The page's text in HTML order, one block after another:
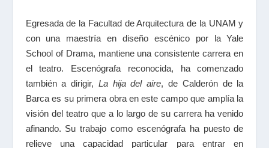
Egresada de la Facultad de Arquitectura de la UNAM y
con una maestría en diseño escénico por la Yale
School of Drama, mantiene una consistente carrera en
el teatro. Escenógrafa reconocida, ha comenzado
también a dirigir, La hija del aire, de Calderón de la
Barca es su primera obra en este campo que amplía la
visión del teatro que a lo largo de su carrera ha venido
afinando. Su trabajo como escenógrafa ha puesto de
relieve una capacidad particular para entrar en